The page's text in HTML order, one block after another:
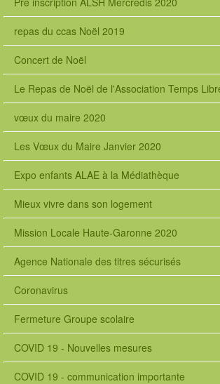
repas du ccas Noël 2019
Concert de Noël
Le Repas de Noël de l'Association Temps
vœux du maire 2020
Les Vœux du Maire Janvier 2020
Expo enfants ALAE à la Médiathèque
Mieux vivre dans son logement
Mission Locale Haute-Garonne 2020
Agence Nationale des titres sécurisés
Coronavirus
Fermeture Groupe scolaire
COVID 19 - Nouvelles mesures
COVID 19 - communication importante